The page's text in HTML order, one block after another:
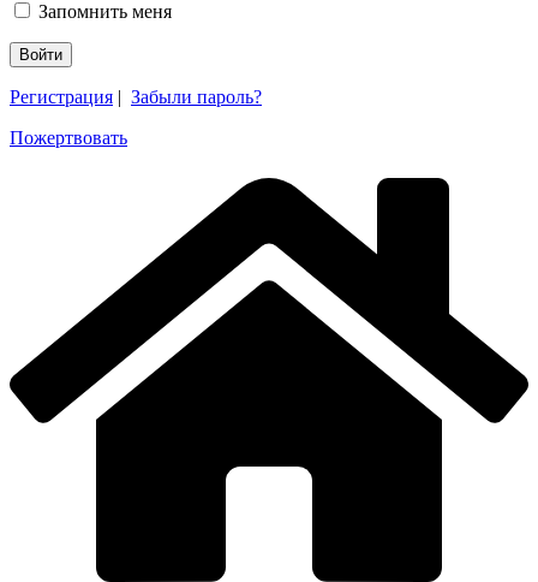
Запомнить меня
Регистрация | Забыли пароль?
Пожертвовать